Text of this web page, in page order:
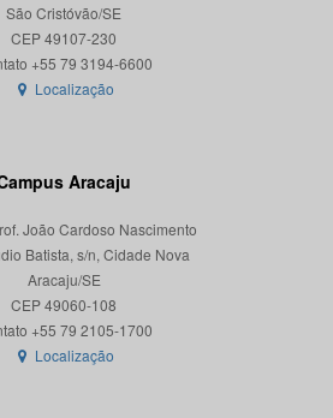
São Cristóvão/SE
CEP 49107-230
Localização
Aracaju
João Cardoso Nascimento
Batista, s/n, Cidade Nova
Aracaju/SE
CEP 49060-108
Localização